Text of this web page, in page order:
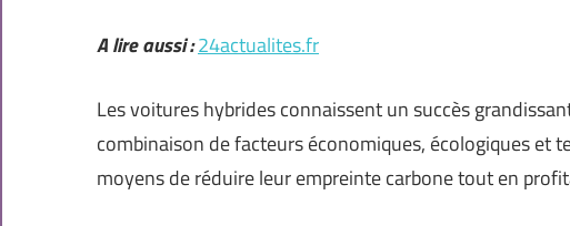
A lire aussi :24actualites.fr
Les voitures hybrides connaissent un succès
combinaison de facteurs économiques, écologiques et
moyens de réduire leur empreinte carbone tout en